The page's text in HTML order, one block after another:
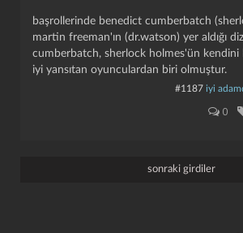
başrollerinde benedict cumberbatch
martin freeman'ın (dr.watson) yer aldığı
cumberbatch, sherlock holmes'ün kendini
iyi yansıtan oyunculardan biri olmuştur.
#1187 i̇yi
0
sonraki girdiler